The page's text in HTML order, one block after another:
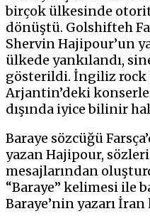
birçok ülkesinde
dönüştü. Golshifteh
Shervin Hajipour’un
ülkede yankılandı,
gösterildi. İngiliz rock
Arjantin’deki
dışında iyice bilinir
Baraye sözcüğü
yazan Hajipour,
mesajlarından
“Baraye” kelimesi ile
Baraye’nin yazarı İran